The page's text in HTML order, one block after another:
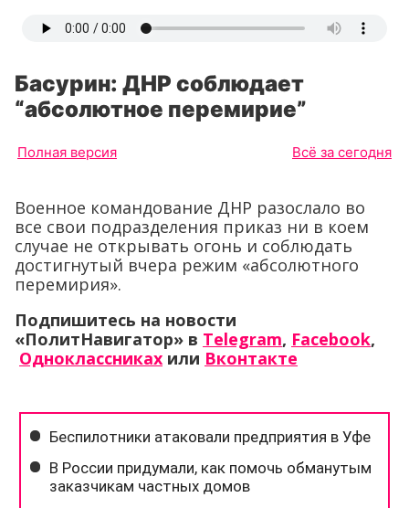
Басурин: ДНР соблюдает
“абсолютное перемирие”
Полная версия Всё за сегодня
Военное командование ДНР разослало во
все свои подразделения приказ ни в коем
случае не открывать огонь и соблюдать
достигнутый вчера режим «абсолютного
перемирия».
Подпишитесь на новости
«ПолитНавигатор» в Telegram, Facebook,
Одноклассниках или Вконтакте